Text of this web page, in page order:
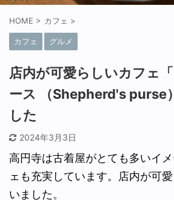
HOME > カフェ >
カフェ グルメ
店内が可愛らしいカフェ
ース （Shepherd's purse
した
2024年3月3日
高円寺は古着屋がとても多いイ
ェも充実しています。店内が可
いました。